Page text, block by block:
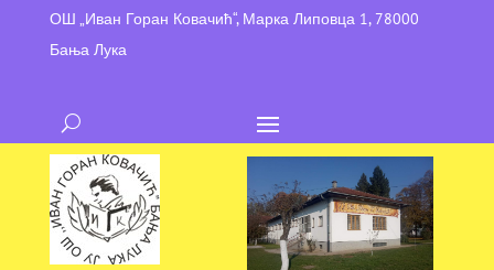
ОШ „Иван Горан Ковачић“, Марка Липовца 1, 78000
Бања Лука